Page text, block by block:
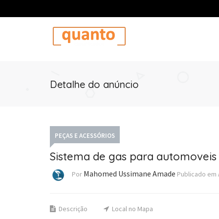
Detalhe do anúncio
PEÇAS E ACESSÓRIOS
Sistema de gas para automoveis
Por Mahomed Ussimane Amade Publicado em
Descrição Local no Mapa